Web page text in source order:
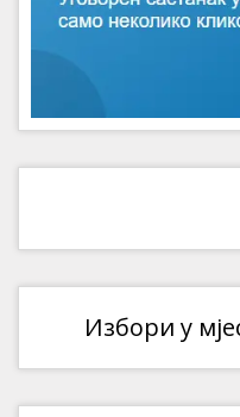
Избори у